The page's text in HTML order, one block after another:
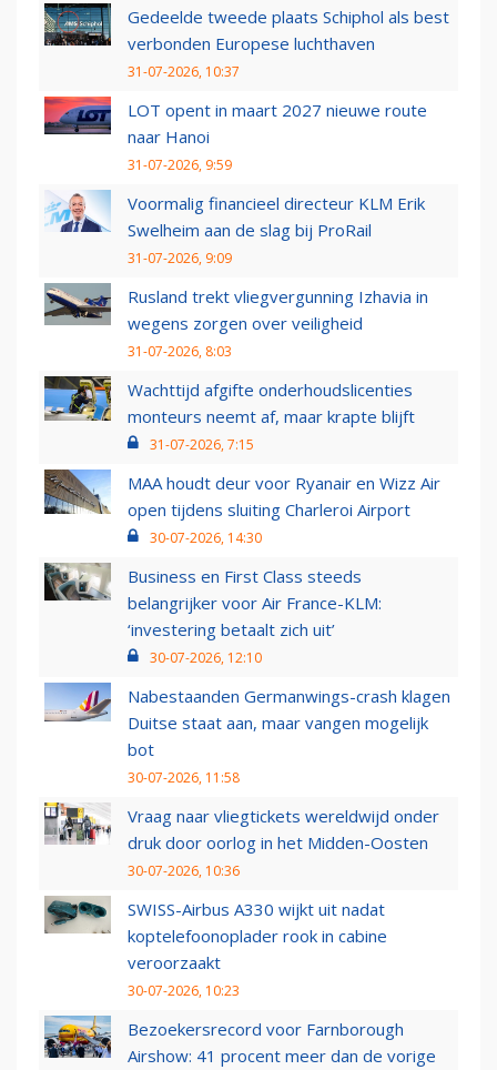
Gedeelde tweede plaats Schiphol als best
verbonden Europese luchthaven
31-07-2026, 10:37
LOT opent in maart 2027 nieuwe route
naar Hanoi
31-07-2026, 9:59
Voormalig financieel directeur KLM Erik
Swelheim aan de slag bij ProRail
31-07-2026, 9:09
Rusland trekt vliegvergunning Izhavia in
wegens zorgen over veiligheid
31-07-2026, 8:03
Wachttijd afgifte onderhoudslicenties
monteurs neemt af, maar krapte blijft
31-07-2026, 7:15
MAA houdt deur voor Ryanair en Wizz Air
open tijdens sluiting Charleroi Airport
30-07-2026, 14:30
Business en First Class steeds
belangrijker voor Air France-KLM:
‘investering betaalt zich uit’
30-07-2026, 12:10
Nabestaanden Germanwings-crash klagen
Duitse staat aan, maar vangen mogelijk
bot
30-07-2026, 11:58
Vraag naar vliegtickets wereldwijd onder
druk door oorlog in het Midden-Oosten
30-07-2026, 10:36
SWISS-Airbus A330 wijkt uit nadat
koptelefoonoplader rook in cabine
veroorzaakt
30-07-2026, 10:23
Bezoekersrecord voor Farnborough
Airshow: 41 procent meer dan de vorige